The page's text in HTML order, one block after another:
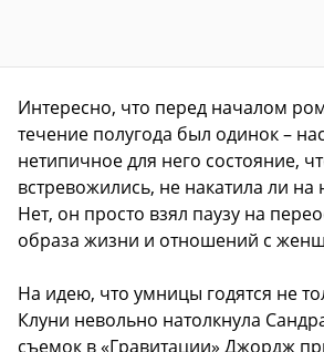
Интересно, что перед началом
течение полугода был одинок –
нетипичное для него состояние,
встревожились, не накатила ли на
Нет, он просто взял паузу на
образа жизни и отношений с
На идею, что умницы годятся не
Клуни невольно натолкнула
съемок в «Гравитации» Джордж